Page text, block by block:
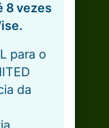
8 vezes
para o
da